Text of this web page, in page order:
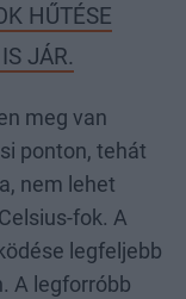
HŰTÉSE
JÁR.
meg van
ponton, tehát
nem lehet
fok. A
legfeljebb
A legforróbb